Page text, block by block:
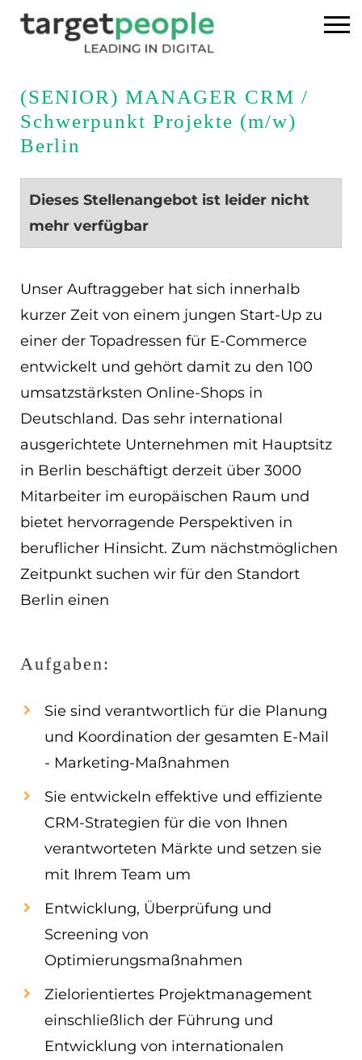
Executive Search
USA
DE
EN
ES
(SENIOR) MANAGER CRM /
Schwerpunkt Projekte (m/w)
Berlin
Dieses Stellenangebot ist leider nicht
mehr verfügbar
Unser Auftraggeber hat sich innerhalb
kurzer Zeit von einem jungen Start-Up zu
einer der Topadressen für E-Commerce
entwickelt und gehört damit zu den 100
umsatzstärksten Online-Shops in
Deutschland. Das sehr international
ausgerichtete Unternehmen mit Hauptsitz
in Berlin beschäftigt derzeit über 3000
Mitarbeiter im europäischen Raum und
bietet hervorragende Perspektiven in
beruflicher Hinsicht. Zum nächstmöglichen
Zeitpunkt suchen wir für den Standort
Berlin einen
Aufgaben:
Sie sind verantwortlich für die Planung
und Koordination der gesamten E-Mail
- Marketing-Maßnahmen
Sie entwickeln effektive und effiziente
CRM-Strategien für die von Ihnen
verantworteten Märkte und setzen sie
mit Ihrem Team um
Entwicklung, Überprüfung und
Screening von
Optimierungsmaßnahmen
Zielorientiertes Projektmanagement
einschließlich der Führung und
Entwicklung von internationalen